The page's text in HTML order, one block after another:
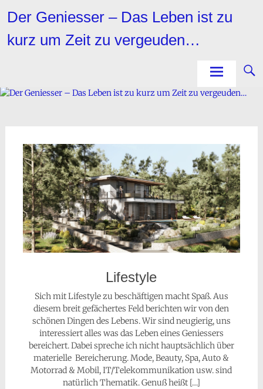
Inhalt
Der Geniesser – Das Leben ist zu
kurz um Zeit zu vergeuden…
Lifestyle
Sich mit Lifestyle zu beschäftigen macht Spaß. Aus
diesem breit gefächertes Feld berichten wir von den
schönen Dingen des Lebens. Wir sind neugierig, uns
interessiert alles was das Leben eines Geniessers
bereichert. Dabei spreche ich nicht hauptsächlich über
materielle Bereicherung. Mode, Beauty, Spa, Auto &
Motorrad & Mobil, IT/Telekommunikation usw. sind
natürlich Thematik. Genuß heißt […]